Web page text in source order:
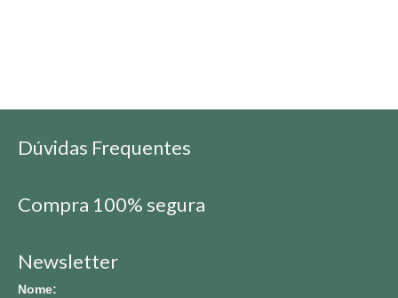
Dúvidas Frequentes
Compra 100% segura
Newsletter
Nome: